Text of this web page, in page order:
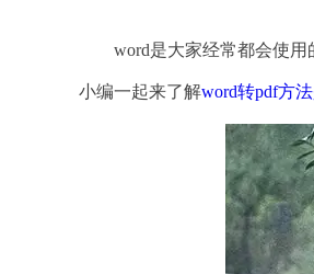
word是大家经常都会使用
小编一起来了解word转pdf方